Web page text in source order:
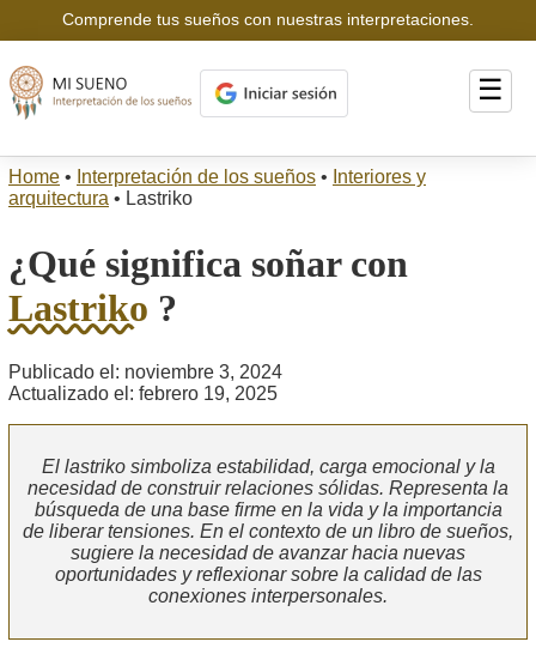
Comprende tus sueños con nuestras interpretaciones.
☰
Home • Interpretación de los sueños • Interiores y
arquitectura • Lastriko
¿Qué significa soñar con
Lastriko ?
Publicado el: noviembre 3, 2024
Actualizado el: febrero 19, 2025
El lastriko simboliza estabilidad, carga emocional y la
necesidad de construir relaciones sólidas. Representa la
búsqueda de una base firme en la vida y la importancia
de liberar tensiones. En el contexto de un libro de sueños,
sugiere la necesidad de avanzar hacia nuevas
oportunidades y reflexionar sobre la calidad de las
conexiones interpersonales.